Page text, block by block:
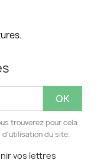
trouverez pour cela
du site.
vos lettres